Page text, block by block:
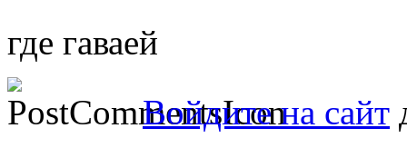
где гаваей
Войдите на сайт